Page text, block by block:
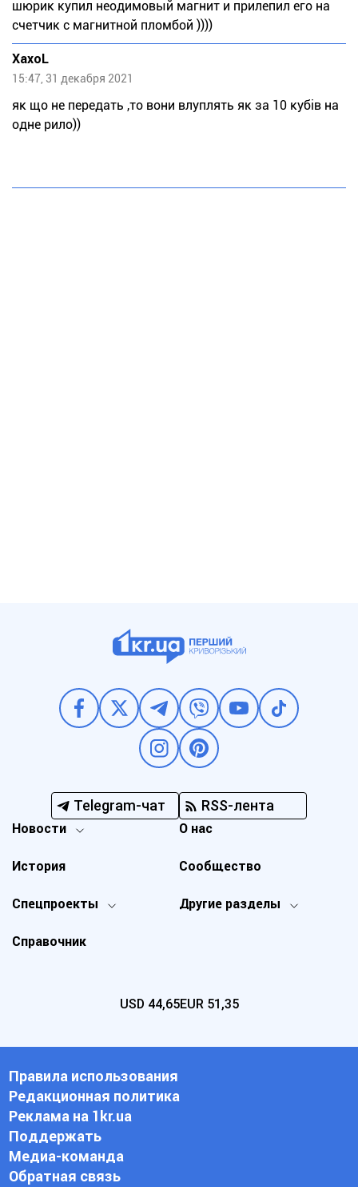
шюрик купил неодимовый магнит и прилепил его на
счетчик с магнитной пломбой ))))
XaxoL
15:47, 31 декабря 2021
як що не передать ,то вони влуплять як за 10 кубів на
одне рило))
Telegram-чат RSS-лента
Новости
Спецпроекты Другие разделы
История
О нас
Справочник
Сообщество
USD 44,65EUR 51,35
Правила использования
Редакционная политика
Реклама на 1kr.ua
Поддержать
Медиа-команда
Обратная связь